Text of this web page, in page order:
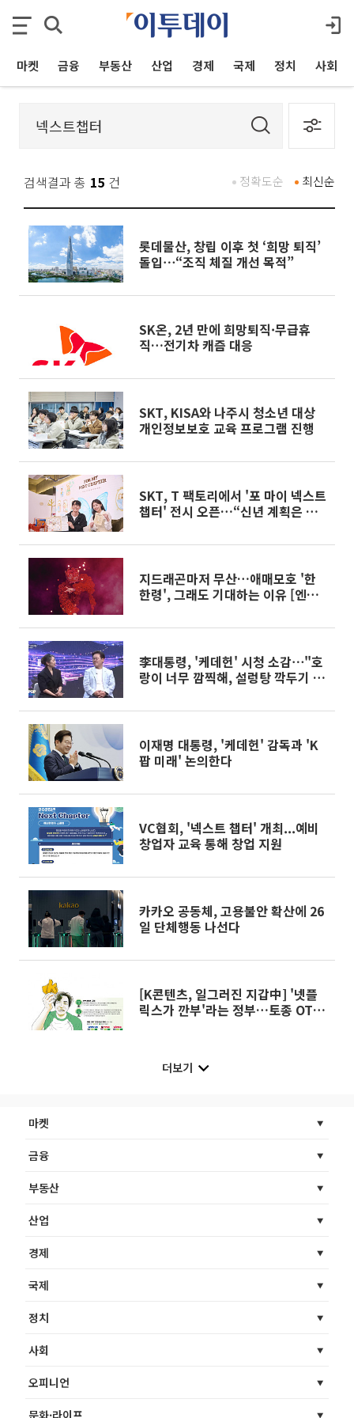
마켓 금융 부동산 산업 경제 국제 정치 사회
검색결과 총 15 건 최신순
정확도순
롯데물산, 창립 이후 첫 ‘희망 퇴직’
돌입⋯“조직 체질 개선 목적”
SK온, 2년 만에 희망퇴직·무급휴
직…전기차 캐즘 대응
SKT, KISA와 나주시 청소년 대상
개인정보보호 교육 프로그램 진행
SKT, T 팩토리에서 '포 마이 넥스트
챕터' 전시 오픈…“신년 계획은 오
지드래곤마저 무산…애매모호 '한
한령', 그래도 기대하는 이유 [엔터
李대통령, '케데헌' 시청 소감⋯"호
랑이 너무 깜찍해, 설렁탕 깍두기 좋
이재명 대통령, '케데헌' 감독과 'K
팝 미래' 논의한다
VC협회, '넥스트 챕터' 개최...예비
창업자 교육 통해 창업 지원
카카오 공동체, 고용불안 확산에 26
일 단체행동 나선다
[K콘텐츠, 일그러진 지갑中] '넷플
릭스가 깐부'라는 정부…토종 OTT
더보기
마켓
금융
부동산
산업
경제
국제
정치
사회
오피니언
문화·라이프